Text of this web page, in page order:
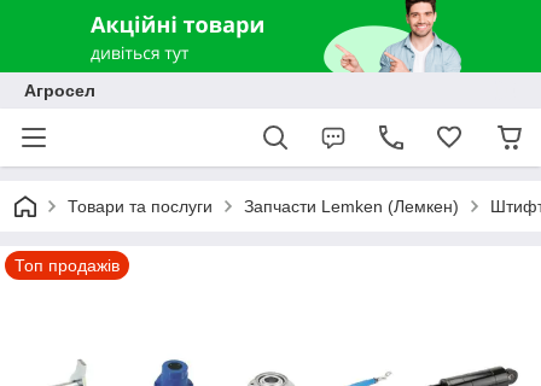
Агросел
Товари та послуги Запчасти Lemken (Лемкен)
Топ продажів